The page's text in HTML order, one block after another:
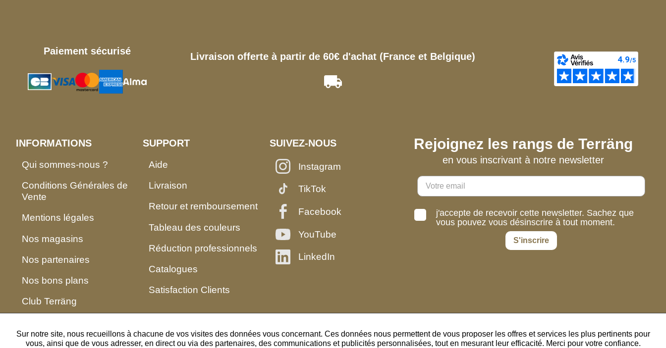
Paiement sécurisé Livraison offerte à partir de 60€ d'achat (France et Belgique)
INFORMATIONS
Qui sommes-nous ?
Conditions Générales de
Vente
Mentions légales
Nos magasins
Nos partenaires
Nos bons plans
Club Terräng
SUPPORT
Aide
Livraison
Retour et remboursement
Tableau des couleurs
Réduction professionnels
Catalogues
Satisfaction Clients
SUIVEZ-NOUS
Instagram
TikTok
Facebook
YouTube
LinkedIn
Rejoignez les rangs de Terräng
en vous inscrivant à notre newsletter
j'accepte de recevoir cette newsletter. Sachez que
vous pouvez vous désinscrire à tout moment.
S'inscrire
Sur notre site, nous recueillons à chacune de vos visites des données vous concernant. Ces données nous permettent de vous proposer les offres et services les plus pertinents pour
vous, ainsi que de vous adresser, en direct ou via des partenaires, des communications et publicités personnalisées, tout en mesurant leur efficacité. Merci pour votre confiance.